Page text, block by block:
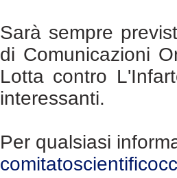
Sarà sempre
di Comunicazioni
Lotta contro
interessanti.
Per qualsiasi